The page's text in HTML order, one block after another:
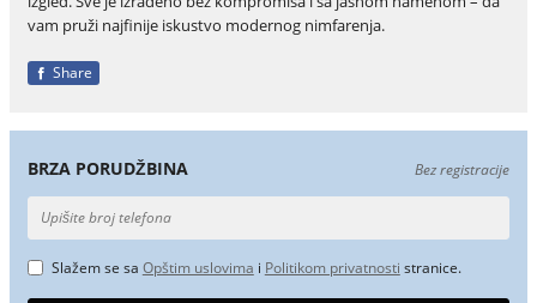
vam pruži najfinije iskustvo modernog nimfarenja.
Share
BRZA PORUDŽBINA Bez registracije
Slažem se sa Opštim uslovima i Politikom privatnosti stranice.